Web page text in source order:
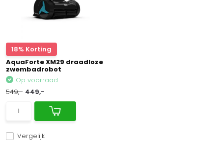
18% Korting
AquaForte XM29 draadloze
zwembadrobot
Vergelijk
Op voorraad
549,- 449,-